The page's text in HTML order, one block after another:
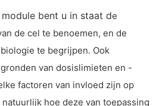
bent u in staat de
de cel te benoemen, en de
te begrijpen. Ook
van dosislimieten en -
factoren van invloed zijn op
hoe deze van toepassing